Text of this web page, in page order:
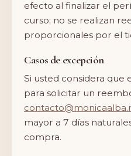
efecto al finalizar el
curso; no se realizan
proporcionales por el
Casos de excepción
Si usted considera que
para solicitar un
mayor a 7 días
compra.